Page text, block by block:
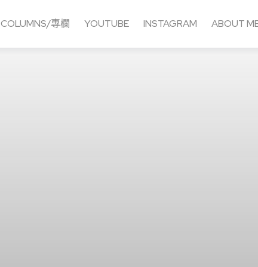
COLUMNS/專欄 YOUTUBE INSTAGRAM ABOUT